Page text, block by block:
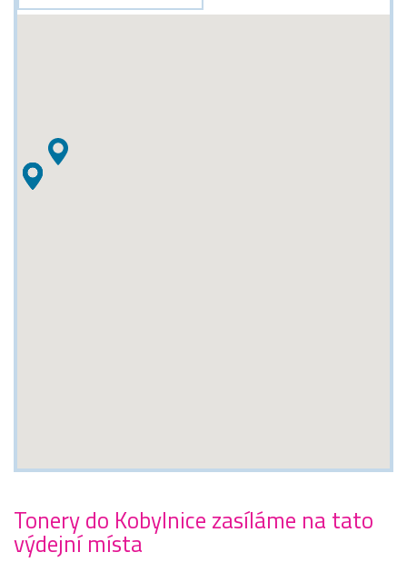
Tonery do Kobylnice zasíláme na tato
výdejní místa